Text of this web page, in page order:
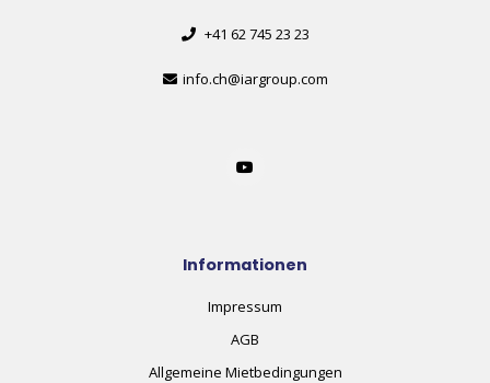
+41 62 745 23 23
info.ch@iargroup.com
Informationen
Impressum
AGB
Allgemeine Mietbedingungen